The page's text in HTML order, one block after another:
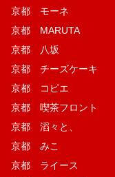
京都 モーネ
京都 MARUTA
京都 八坂
京都 チーズケーキ
京都 コピエ
京都 喫茶フロント
京都 滔々と、
京都 みこ
京都 ライース